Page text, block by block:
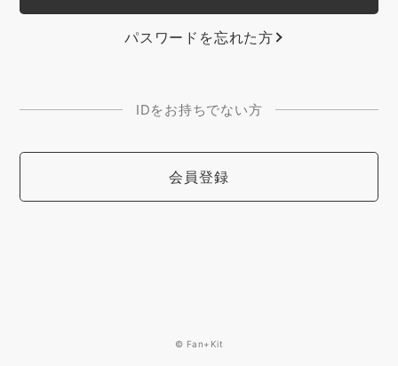
パスワードを忘れた方
IDをお持ちでない方
会員登録
© Fan+Kit